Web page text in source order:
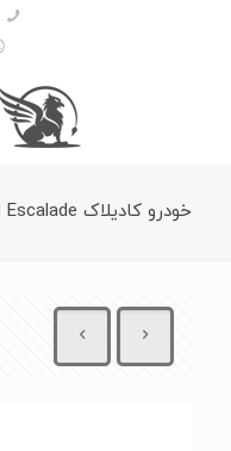
خودرو کادیلاک Escalade اتوماتیک سال 2016